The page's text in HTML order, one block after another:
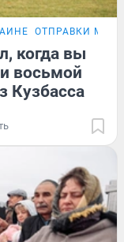
ОТПРАВКИ
когда вы
восьмой
Кузбасса